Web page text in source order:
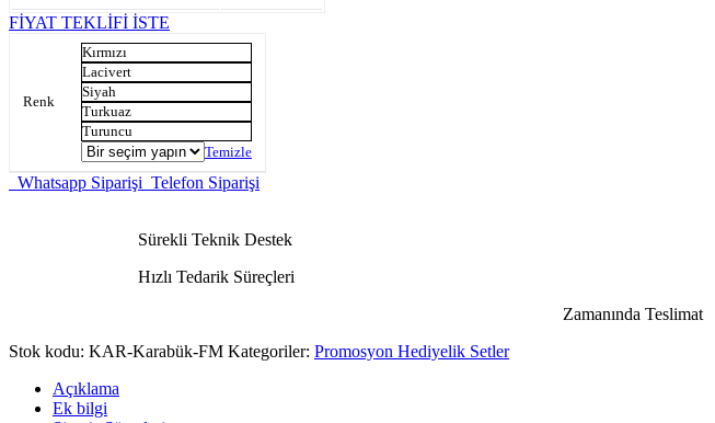
FİYAT TEKLİFİ İSTE
Renk
Kırmızı
Lacivert
Siyah
Turkuaz
Turuncu
Temizle
Whatsapp Siparişi Telefon Siparişi
Sürekli Teknik Destek
Hızlı Tedarik Süreçleri
Zamanında Teslimat
Stok kodu: KAR-Karabük-FM Kategoriler: Promosyon Hediyelik Setler
Açıklama
Ek bilgi